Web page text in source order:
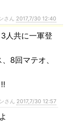
さん 2017,7/30 12:40
人共に一軍登
8回マテオ、
さん 2017,7/30 12:57